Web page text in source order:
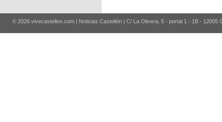
© 2026 vivecastellon.com | Noticias Castellón | C/ La Olivera, 5 - portal 1 - 1B - 12005